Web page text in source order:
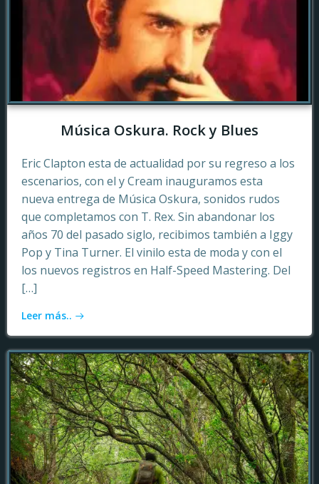
Música Oskura. Rock y Blues
Eric Clapton esta de actualidad por su regreso a los
escenarios, con el y Cream inauguramos esta
nueva entrega de Música Oskura, sonidos rudos
que completamos con T. Rex. Sin abandonar los
años 70 del pasado siglo, recibimos también a Iggy
Pop y Tina Turner. El vinilo esta de moda y con el
los nuevos registros en Half-Speed Mastering. Del
[…]
Leer más..